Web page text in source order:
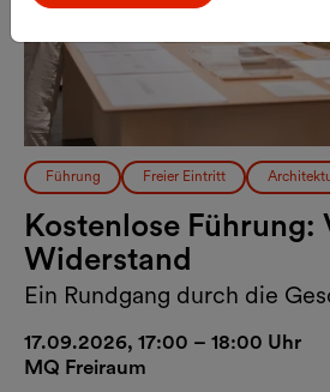
Führung Freier Eintritt
Kostenlose Führung:
Widerstand
Ein Rundgang durch die
17.09.2026, 17:00 – 18:00 Uhr
MQ Freiraum